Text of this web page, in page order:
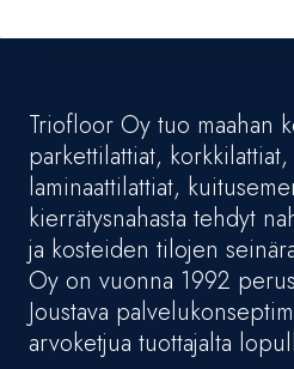
Triofloor Oy tuo maahan
parkettilattiat,
laminaattilattiat,
kierrätysnahasta tehdyt
ja kosteiden tilojen
Oy on vuonna 1992
Joustava
arvoketjua tuottajalta